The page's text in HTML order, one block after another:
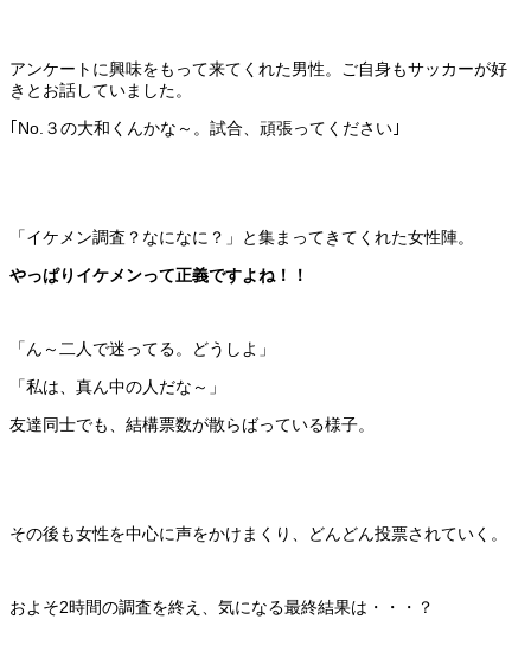
アンケートに興味をもって来てくれた男性。ご自身もサッカーが好
きとお話していました。
｢No.３の大和くんかな～。試合、頑張ってください｣
「イケメン調査？なになに？」と集まってきてくれた女性陣。
やっぱりイケメンって正義ですよね！！
「ん～二人で迷ってる。どうしよ」
「私は、真ん中の人だな～」
友達同士でも、結構票数が散らばっている様子。
その後も女性を中心に声をかけまくり、どんどん投票されていく。
およそ2時間の調査を終え、気になる最終結果は・・・？